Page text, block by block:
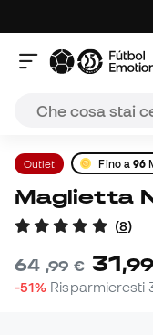
Outlet Fino a96
Maglietta
(8)
64,99 € 31,99
-51% Risparmieresti